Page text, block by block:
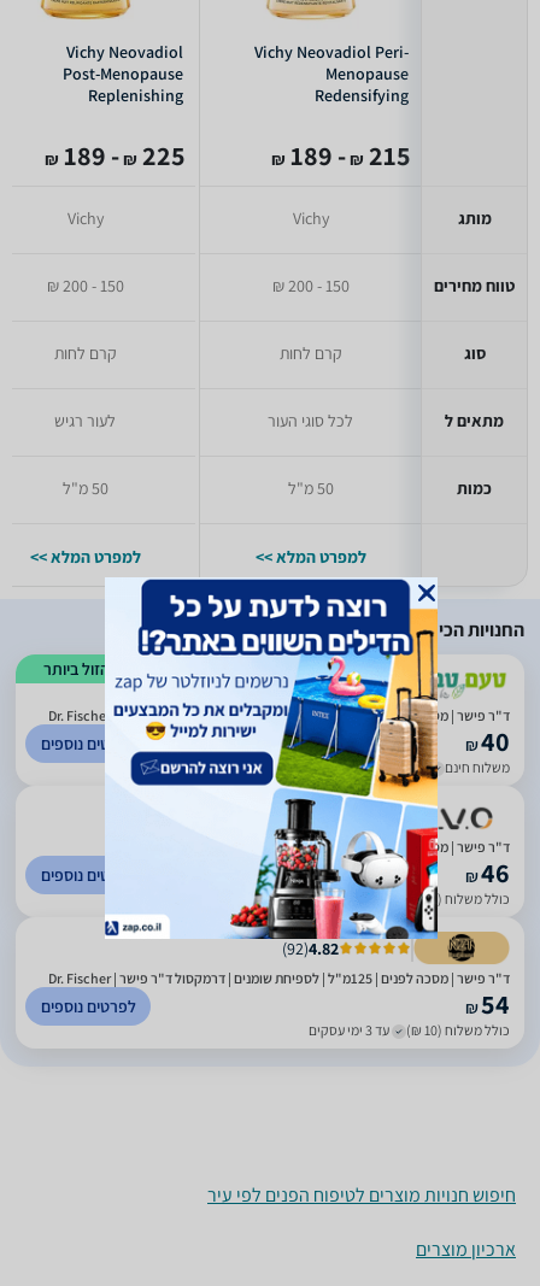
מותג
טווח מחירים
סוג
מתאים ל
כמות
Vichy Neovadiol Peri-
Menopause
Redensifying
215
₪
- 189
₪
Vichy
150 - 200 ₪
קרם לחות
לכל סוגי העור
50 מ"ל
למפרט המלא >>
Vichy Neovadiol
Post-Menopause
Replenishing
225
₪
- 189
₪
Vichy
150 - 200 ₪
קרם לחות
לעור רגיש
50 מ"ל
למפרט המלא >>
החנויות הכי זולות
הזול ביותר
2.14
(
10
)
ד"ר פישר | מסכה לפנים | 125מ"ל | לספיחת שומנים | דרמקסול ד"ר פישר | Dr. Fischer
₪40
משלוח חינם עד 3 ימי עסקים
לפרטים נוספים
ד"ר פישר | מסכה לפנים | 125מ"ל | לספיחת שומנים | דרמקסול
₪46
כולל משלוח (13 ₪) עד 3 ימי עסקים
לפרטים נוספים
4.82
(
92
)
ד"ר פישר | מסכה לפנים | 125מ"ל | לספיחת שומנים | דרמקסול ד"ר פישר | Dr. Fischer
₪54
כולל משלוח (10 ₪) עד 3 ימי עסקים
לפרטים נוספים
חיפוש חנויות מוצרים לטיפוח הפנים לפי עיר
ארכיון מוצרים